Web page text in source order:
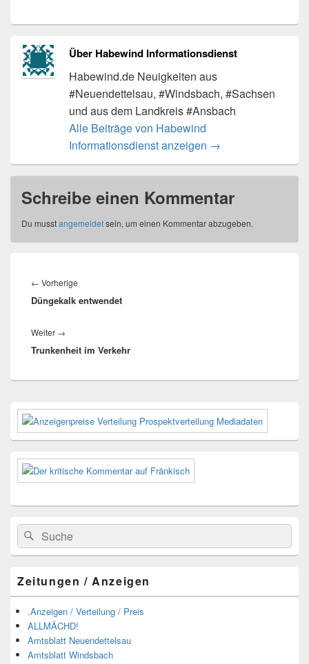
Über Habewind Informationsdienst
Habewind.de Neuigkeiten aus
#Neuendettelsau, #Windsbach, #Sachsen
und aus dem Landkreis #Ansbach
Alle Beiträge von Habewind
Informationsdienst anzeigen →
Schreibe einen Kommentar
Du musstangemeldetsein, um einen Kommentar abzugeben.
← Vorherige
Beitrag:
Düngekalk entwendet
Weiter →
Beitrag:
Trunkenheit im Verkehr
Primärer
Seitenleisten-
Widgetbereich
Suchen
nach:
Suchen
Zeitungen / Anzeigen
.Anzeigen / Verteilung / Preis
ALLMÄCHD!
Amtsblatt Neuendettelsau
Amtsblatt Windsbach